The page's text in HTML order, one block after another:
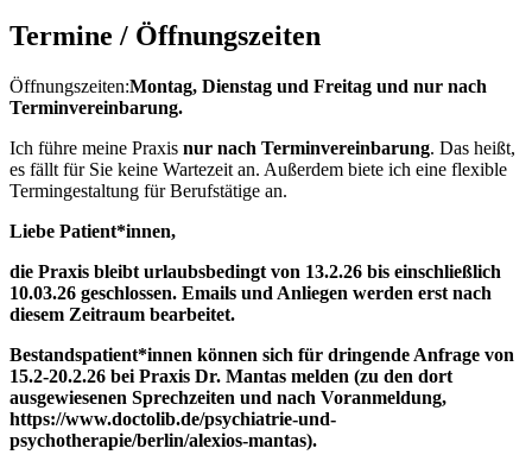
Termine / Öffnungszeiten
Öffnungszeiten:Montag, Dienstag und Freitag und nur nach
Terminvereinbarung.
Ich führe meine Praxis nur nach Terminvereinbarung. Das heißt,
es fällt für Sie keine Wartezeit an. Außerdem biete ich eine flexible
Termingestaltung für Berufstätige an.
Liebe Patient*innen,
die Praxis bleibt urlaubsbedingt von 13.2.26 bis einschließlich
10.03.26 geschlossen. Emails und Anliegen werden erst nach
diesem Zeitraum bearbeitet.
Bestandspatient*innen können sich für dringende Anfrage von
15.2-20.2.26 bei Praxis Dr. Mantas melden (zu den dort
ausgewiesenen Sprechzeiten und nach Voranmeldung,
https://www.doctolib.de/psychiatrie-und-
psychotherapie/berlin/alexios-mantas).